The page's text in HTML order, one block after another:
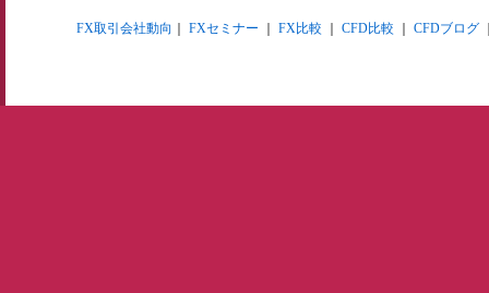
FX取引会社動向 FXセミナー FX比較 CFD比較 CFDブログ